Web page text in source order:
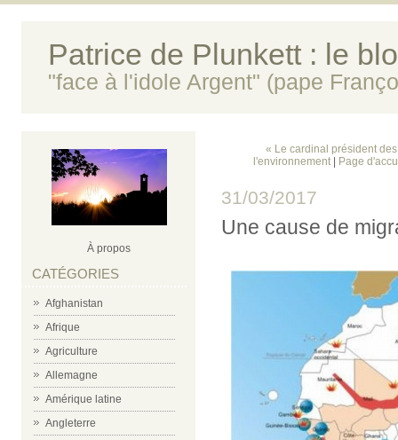
Patrice de Plunkett : le
"face à l'idole Argent" (pape
À propos
CATÉGORIES
Afghanistan
Afrique
Agriculture
Allemagne
Amérique latine
Angleterre
« Le cardinal président
l'environnement| Page
31/03/2017
Une cause de